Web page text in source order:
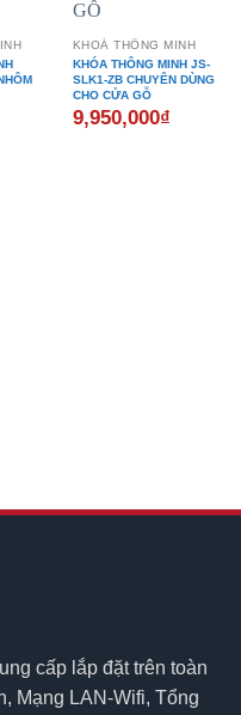
KHOÁ THÔNG MINH
KHÓA THÔNG MINH JS-
SLK1-ZB CHUYÊN DÙNG
CHO CỬA GỖ
9,950,000₫
cấp lắp đặt trên toàn
Mạng LAN-Wifi, Tổng